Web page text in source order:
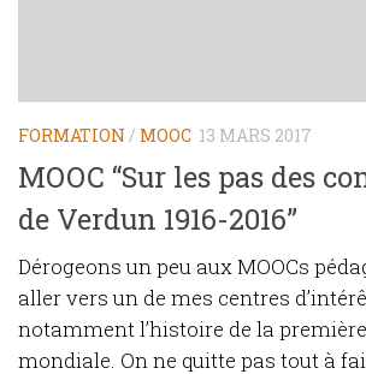
FORMATION / MOOC 13 MARS 2017
MOOC “Sur les pas des
de Verdun 1916-2016”
Dérogeons un peu aux MOOCs
aller vers un de mes centres
notamment l’histoire de la
mondiale. On ne quitte pas tout à